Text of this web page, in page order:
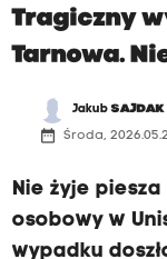
Tragiczny
Tarnowa.
JakubSAJDAK
date_range Środa,
Nie żyje
osobowy w
wypadku